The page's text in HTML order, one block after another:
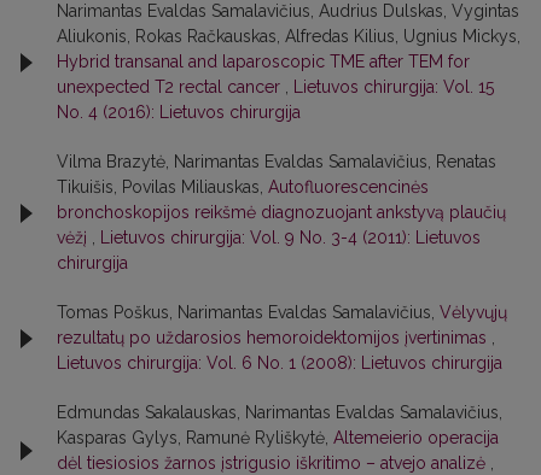
Narimantas Evaldas Samalavičius, Audrius Dulskas, Vygintas
Aliukonis, Rokas Račkauskas, Alfredas Kilius, Ugnius Mickys,
Hybrid transanal and laparoscopic TME after TEM for
unexpected T2 rectal cancer , Lietuvos chirurgija: Vol. 15
No. 4 (2016): Lietuvos chirurgija
Vilma Brazytė, Narimantas Evaldas Samalavičius, Renatas
Tikuišis, Povilas Miliauskas, Autofluorescencinės
bronchoskopijos reikšmė diagnozuojant ankstyvą plaučių
vėžį , Lietuvos chirurgija: Vol. 9 No. 3-4 (2011): Lietuvos
chirurgija
Tomas Poškus, Narimantas Evaldas Samalavičius, Vėlyvųjų
rezultatų po uždarosios hemoroidektomijos įvertinimas ,
Lietuvos chirurgija: Vol. 6 No. 1 (2008): Lietuvos chirurgija
Edmundas Sakalauskas, Narimantas Evaldas Samalavičius,
Kasparas Gylys, Ramunė Ryliškytė, Altemeierio operacija
dėl tiesiosios žarnos įstrigusio iškritimo – atvejo analizė ,